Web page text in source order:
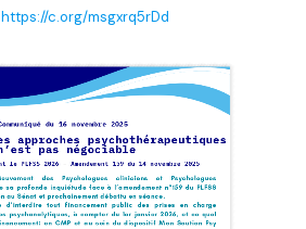
https://c.org/msgxrq5rDd